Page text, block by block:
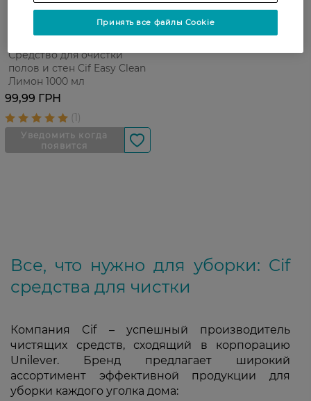
Средство для очистки
полов и стен Cif Easy Clean
Лимон 1000 мл
99,99 ГРН
Все, что нужно для уборки: Cif
средства для чистки
Компания Cif – успешный производитель
чистящих средств, сходящий в корпорацию
Unilever. Бренд предлагает широкий
ассортимент эффективной продукции для
уборки каждого уголка дома:
Принять все файлы Cookie